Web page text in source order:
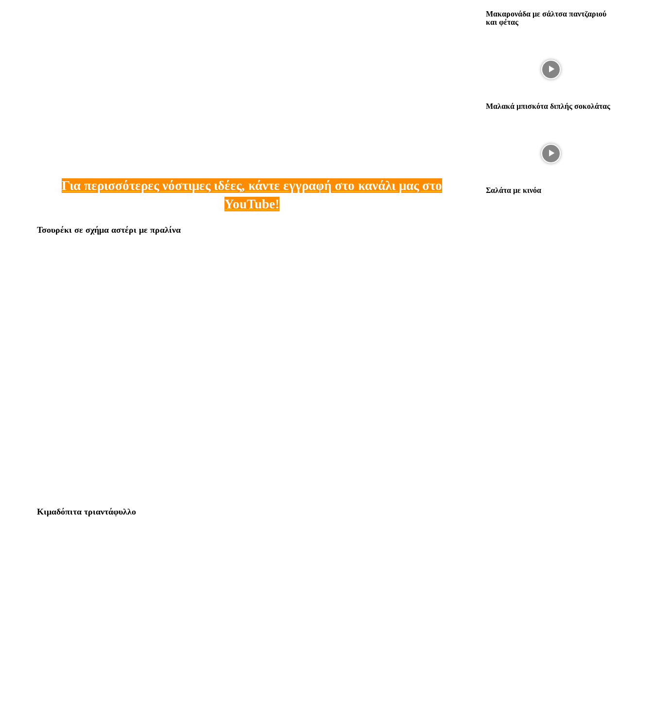
Για περισσότερες νόστιμες ιδέες, κάντε εγγραφή στο κανάλι μας στο
YouTube!
Τσουρέκι σε σχήμα αστέρι με πραλίνα
Κιμαδόπιτα τριαντάφυλλο
Μακαρονάδα με σάλτσα παντζαριού
και φέτας
Μαλακά μπισκότα διπλής σοκολάτας
Σαλάτα με κινόα